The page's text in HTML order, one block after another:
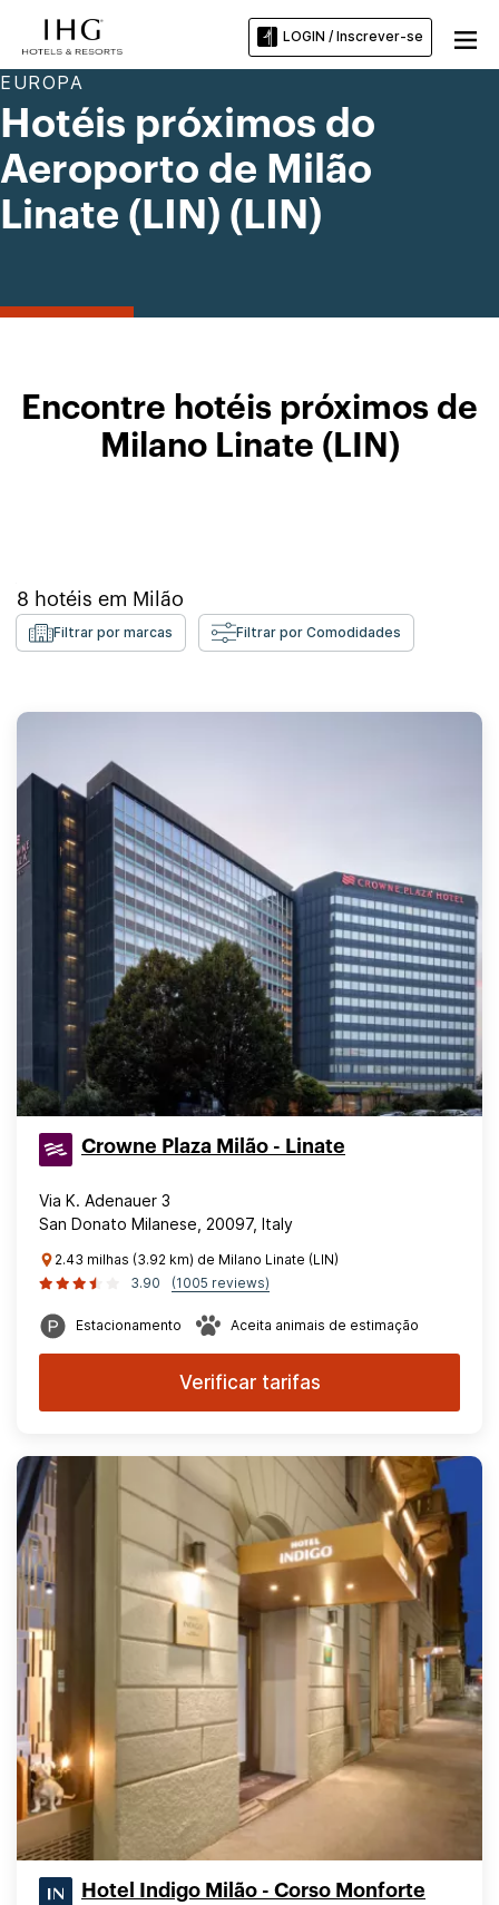
LOGIN / Inscrever-se
EUROPA
Hotéis próximos do
Aeroporto de Milão
Linate (LIN) (LIN)
Encontre hotéis próximos de
Milano Linate (LIN)
8 hotéis em Milão
Filtrar por marcas Filtrar por Comodidades
Crowne Plaza Milão - Linate
Via K. Adenauer 3
San Donato Milanese, 20097, Italy
2.43 milhas (3.92 km) de Milano Linate (LIN)
3.90
(1005 reviews)
Estacionamento Aceita animais de estimação
Verificar tarifas
Hotel Indigo Milão - Corso Monforte